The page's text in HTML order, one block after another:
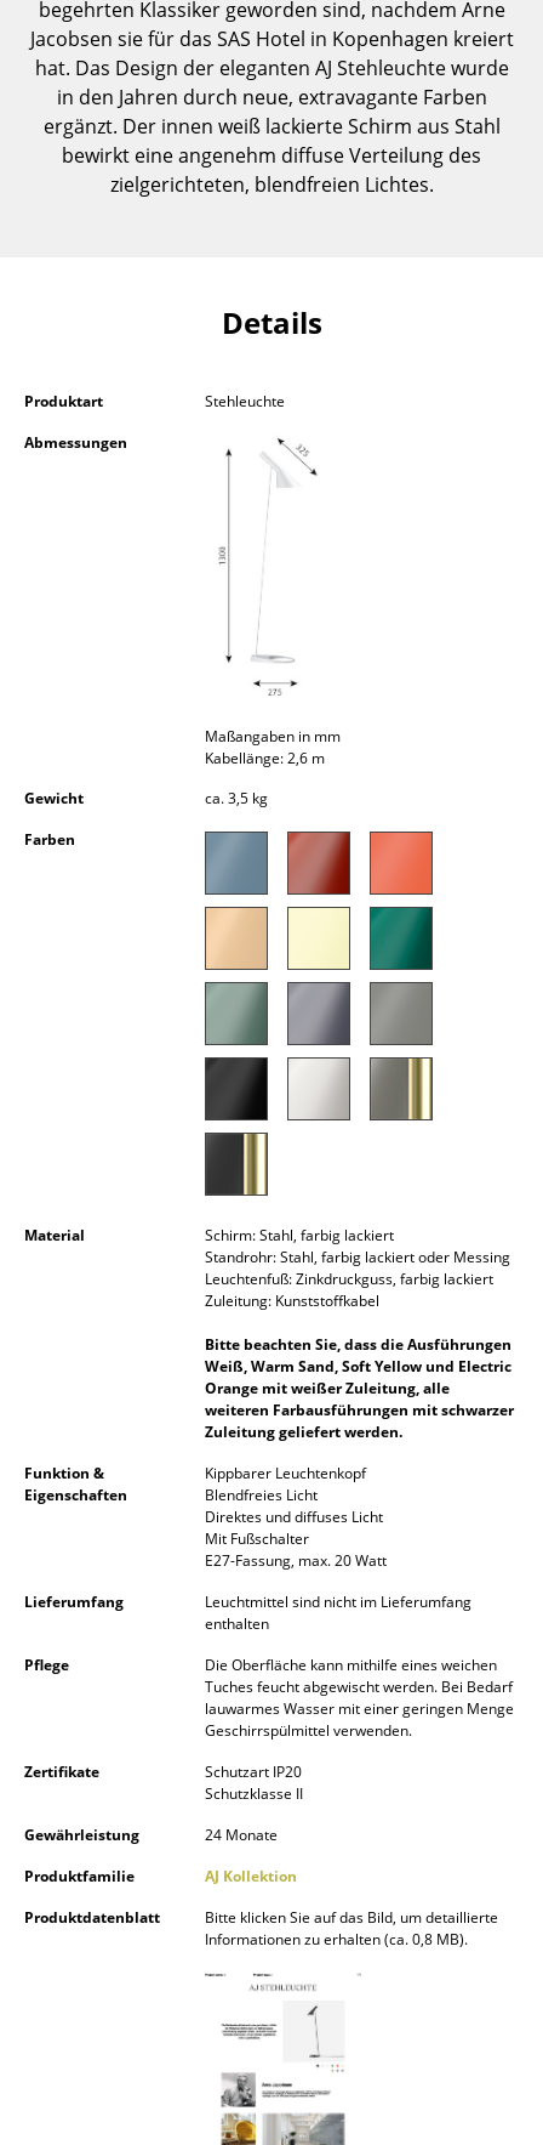
... alle Tische
Aufbewahren
Regale & Schränke
Bücherregale
Beistell- & Rollcontainer
Barmöbel
... alle Aufbewahrungsmöbel
Hängeleuchten & Deckenleuchten
Tischleuchten
Schreibtischleuchten
Stehleuchten & Leseleuchten
Doppelbetten
Nachttische & Bettzubehör
... alle Betten
Figuren & Miniaturen
Tabletts
Büroutensilien
Aufbewahrungsboxen
Decken
begehrten Klassiker geworden sind, nachdem Arne
Jacobsen sie für das SAS Hotel in Kopenhagen kreiert
hat. Das Design der eleganten AJ Stehleuchte wurde
in den Jahren durch neue, extravagante Farben
ergänzt. Der innen weiß lackierte Schirm aus Stahl
bewirkt eine angenehm diffuse Verteilung des
zielgerichteten, blendfreien Lichtes.
Details
Produktart
Stehleuchte
Abmessungen
Maßangaben in mm
Kabellänge: 2,6 m
Gewicht
ca. 3,5 kg
Farben
Material
Schirm: Stahl, farbig lackiert
Standrohr: Stahl, farbig lackiert oder Messing
Leuchtenfuß: Zinkdruckguss, farbig lackiert
Zuleitung: Kunststoffkabel
Bitte beachten Sie, dass die Ausführungen
Weiß, Warm Sand, Soft Yellow und Electric
Orange mit weißer Zuleitung, alle
weiteren Farbausführungen mit schwarzer
Zuleitung geliefert werden.
Funktion &
Eigenschaften
Kippbarer Leuchtenkopf
Blendfreies Licht
Direktes und diffuses Licht
Mit Fußschalter
E27-Fassung, max. 20 Watt
Lieferumfang
Leuchtmittel sind nicht im Lieferumfang
enthalten
Pflege
Die Oberfläche kann mithilfe eines weichen
Tuches feucht abgewischt werden. Bei Bedarf
lauwarmes Wasser mit einer geringen Menge
Geschirrspülmittel verwenden.
Zertifikate
Schutzart IP20
Schutzklasse II
Gewährleistung
24 Monate
Produktfamilie
AJ Kollektion
Produktdatenblatt
Bitte klicken Sie auf das Bild, um detaillierte
Informationen zu erhalten (ca. 0,8 MB).